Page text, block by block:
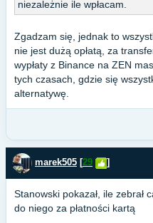
niezależnie ile wpłacam.
Zgadzam się, jednak to
nie jest dużą opłatą, za
wypłaty z Binance na ZEN
tych czasach, gdzie się
alternatywę.
marek505 [29 ]
Stanowski pokazał, ile zebrał
do niego za płatności kartą